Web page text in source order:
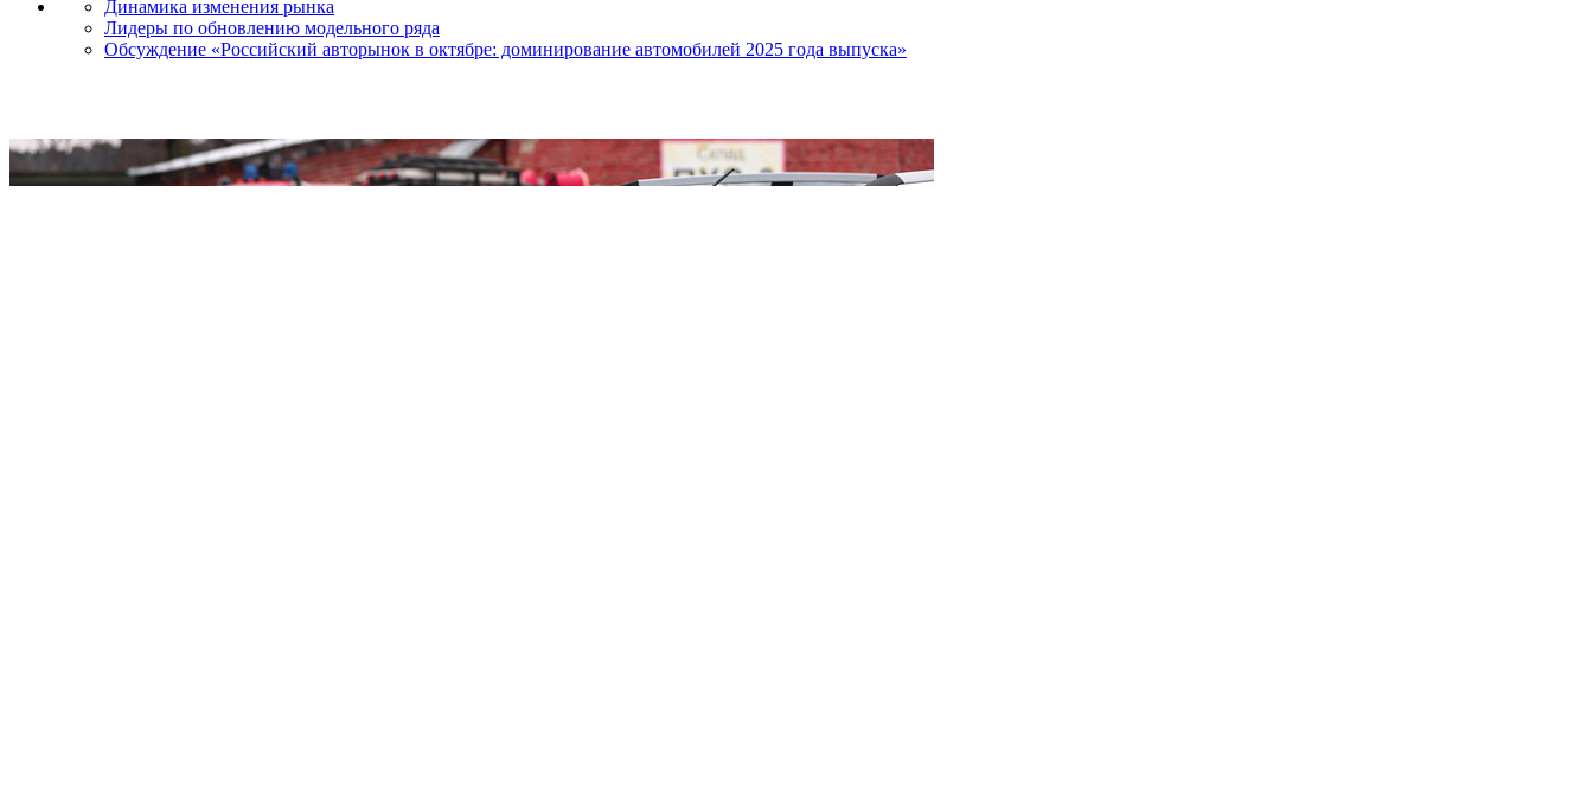
Динамика изменения рынка
Лидеры по обновлению модельного ряда
Обсуждение «Российский авторынок в октябре: доминирование автомобилей 2025 года выпуска»